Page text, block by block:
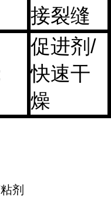
接裂缝
促进剂/
快速干
燥
烯酸胶粘剂